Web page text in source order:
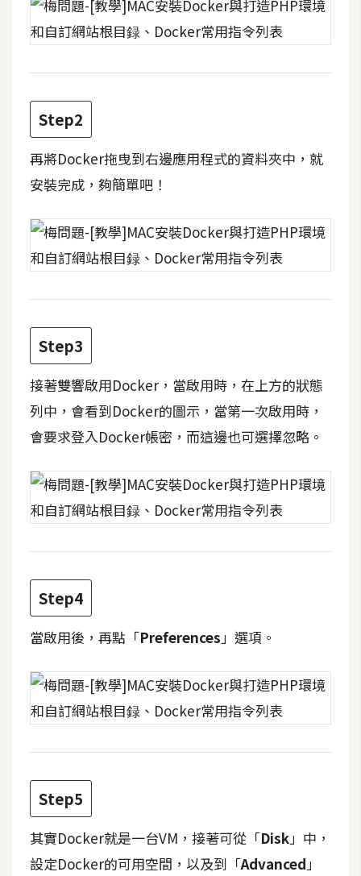
d
P
r
e
安
與
設
定
掛
作
商
W
o
o
o
m
m
e
r
金
物
機
與
網
域
Step2
再將Docker拖曳到右邊應用程式的資料夾中，就
安裝完成，夠簡單吧！
Step3
接著雙響啟用Docker，當啟用時，在上方的狀態
列中，會看到Docker的圖示，當第一次啟用時，
會要求登入Docker帳密，而這邊也可選擇忽略。
Step4
當啟用後，再點「Preferences」選項。
Step5
其實Docker就是一台VM，接著可從「Disk」中，
設定Docker的可用空間，以及到「Advanced」